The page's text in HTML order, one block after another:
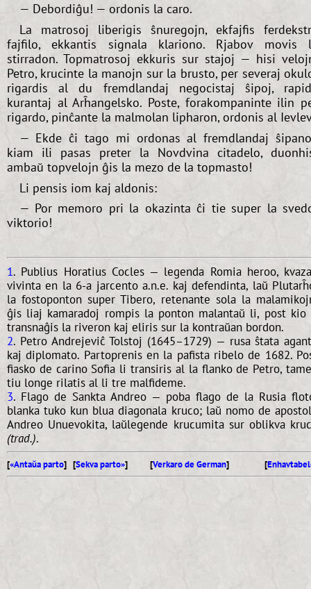
— Debordiĝu! — ordonis la caro.
La matrosoj liberigis ŝnuregojn, ekfajfis
fajfilo, ekkantis signala klariono. Rjabov movis
stirradon. Topmatrosoj ekkuris sur stajoj — hisi
Petro, krucinte la manojn sur la brusto, per severaj
rigardis al du fremdlandaj negocistaj ŝipoj,
kurantaj al Arĥangelsko. Poste, forakompaninte ilin
rigardo, pinĉante la malmolan lipharon, ordonis al
— Ekde ĉi tago mi ordonas al fremdlandaj
kiam ili pasas preter la Novdvina citadelo,
ambaŭ topvelojn ĝis la mezo de la topmasto!
Li pensis iom kaj aldonis:
— Por memoro pri la okazinta ĉi tie super la
viktorio!
1. Publius Horatius Cocles — legenda Romia heroo,
vivinta en la 6-a jarcento a.n.e. kaj defendinta, laŭ
la fostoponton super Tibero, retenante sola la
ĝis liaj kamaradoj rompis la ponton malantaŭ li, post
transnaĝis la riveron kaj eliris sur la kontraŭan bordon.
2. Petro Andrejeviĉ Tolstoj (1645–1729) — rusa ŝtata
kaj diplomato. Partoprenis en la pafista ribelo de 1682.
fiasko de carino Sofia li transiris al la flanko de Petro,
tiu longe rilatis al li tre malfideme.
3. Flago de Sankta Andreo — poba flago de la Rusia
blanka tuko kun blua diagonala kruco; laŭ nomo de
Andreo Unuevokita, laŭlegende krucumita sur oblikva
(trad.).
[«Antaŭa parto] [Sekva parto»] [Verkaro de German] [